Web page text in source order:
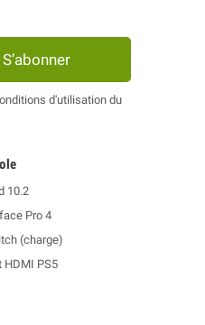
d'utilisation du
10.2
Pro 4
(charge)
HDMI PS5